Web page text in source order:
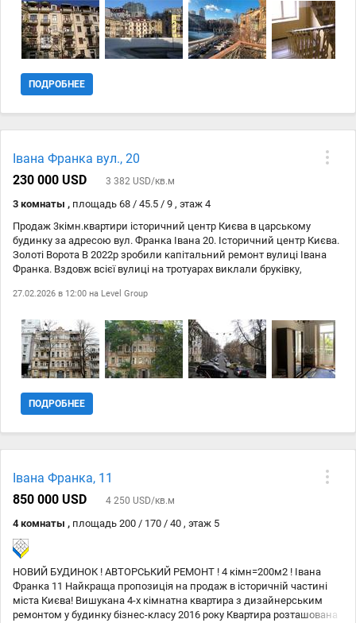
организаций. Велотрек, парк, школа им. Анны Киевской под
патронатом французского посольства. Сталінка, залізобетонні
перекриття, ліфту немає.
ПОДРОБНЕЕ
Івана Франка вул., 20
230 000 USD
3 382 USD/кв.м
3 комнаты , площадь 68 / 45.5 / 9 , этаж 4
Продаж 3кімн.квартири історичний центр Києва в царському
будинку за адресою вул. Франка Івана 20. Історичний центр Києва.
Золоті Ворота В 2022р зробили капітальний ремонт вулиці Івана
Франка. Вздовж всієї вулиці на тротуарах виклали бруківку,
вхідом. Капремонт будинка 1975р. Трикімнатна квартира в гарному
виходять у двір. У дворі парковка для авто. Поруч оперний театр,
Володимирський Собор, ботанічний сад, ст.метро Золоті Ворота,
Універсітет.
27.02.2026 в 12:00 на Level Group
ПОДРОБНЕЕ
Івана Франка, 11
850 000 USD
4 250 USD/кв.м
4 комнаты , площадь 200 / 170 / 40 , этаж 5
НОВИЙ БУДИНОК ! АВТОРСЬКИЙ РЕМОНТ ! 4 кімн=200м2 ! Івана
Франка 11 Найкраща пропозиція на продаж в історичній частині
міста Києва! Вишукана 4-х кімнатна квартира з дизайнерським
ремонтом у будинку бізнес-класу 2016 року Квартира розташована